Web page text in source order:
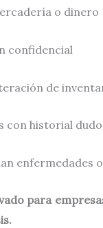
o dinero
confidencial
de
con historial
enfermedades
para